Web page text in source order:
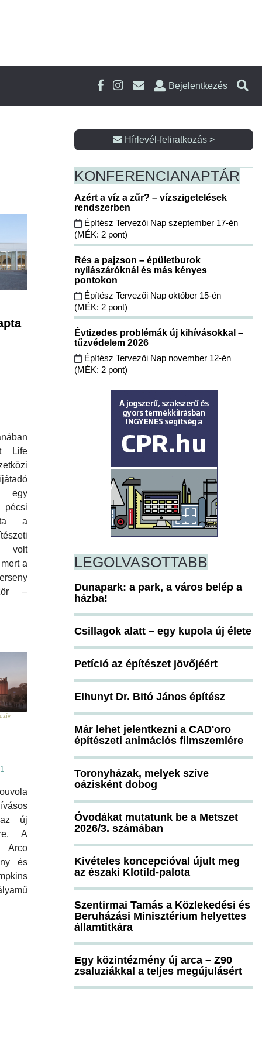
Bejelentkezés
Life
egy
pécsi
a
volt
a
–
új
A
és
Hírlevél-feliratkozás >
KONFERENCIANAPTÁR
Azért a víz a zűr? – vízszigetelések
rendszerben
Építész Tervezői Nap szeptember 17-én
(MÉK: 2 pont)
Rés a pajzson – épületburok
nyílászáróknál és más kényes
pontokon
Építész Tervezői Nap október 15-én
(MÉK: 2 pont)
Évtizedes problémák új kihívásokkal –
tűzvédelem 2026
Építész Tervezői Nap november 12-én
(MÉK: 2 pont)
LEGOLVASOTTABB
Dunapark: a park, a város belép a
házba!
Csillagok alatt – egy kupola új élete
Petíció az építészet jövőjéért
Elhunyt Dr. Bitó János építész
Már lehet jelentkezni a CAD'oro
építészeti animációs filmszemlére
Toronyházak, melyek szíve
oázisként dobog
Óvodákat mutatunk be a Metszet
2026/3. számában
Kivételes koncepcióval újult meg
az északi Klotild-palota
Szentirmai Tamás a Közlekedési és
Beruházási Minisztérium helyettes
államtitkára
Egy közintézmény új arca – Z90
zsaluziákkal a teljes megújulásért